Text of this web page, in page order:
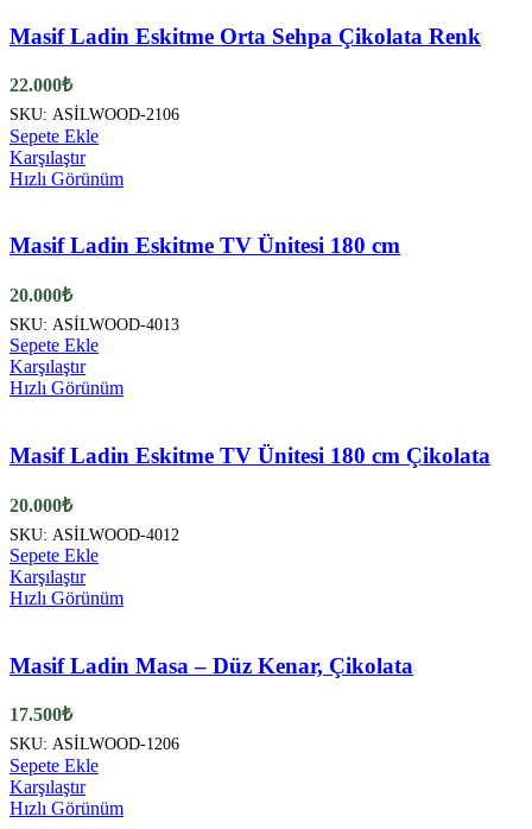
Masif Ladin Eskitme Orta Sehpa Çikolata Renk
22.000₺
SKU: ASİLWOOD-2106
Sepete Ekle
Karşılaştır
Hızlı Görünüm
Masif Ladin Eskitme TV Ünitesi 180 cm
20.000₺
SKU: ASİLWOOD-4013
Sepete Ekle
Karşılaştır
Hızlı Görünüm
Masif Ladin Eskitme TV Ünitesi 180 cm Çikolata
20.000₺
SKU: ASİLWOOD-4012
Sepete Ekle
Karşılaştır
Hızlı Görünüm
Masif Ladin Masa – Düz Kenar, Çikolata
17.500₺
SKU: ASİLWOOD-1206
Sepete Ekle
Karşılaştır
Hızlı Görünüm